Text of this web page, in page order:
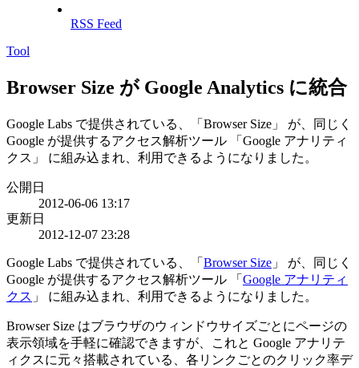
RSS Feed
Tool
Browser Size が Google Analytics に統合
Google Labs で提供されている、「Browser Size」 が、同じく
Google が提供するアクセス解析ツール 「Google アナリティ
クス」 に組み込まれ、利用できるようになりました。
公開日
2012-06-06 13:17
更新日
2012-12-07 23:28
Google Labs で提供されている、「 Browser Size 」 が、同じく
Google が提供するアクセス解析ツール 「 Google アナリティ
クス 」 に組み込まれ、利用できるようになりました。
Browser Size はブラウザのウィンドウサイズごとにページの
表示領域を手軽に確認できますが、これと Google アナリテ
ィクスに元々搭載されている、各リンクごとのクリック率デ